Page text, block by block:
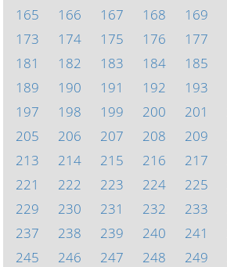
165
166 167 168 169
173
174 175 176 177
181
182 183 184 185
189
190 191 192 193
197
198 199 200 201
205
206 207 208 209
213
214 215 216 217
221
222 223 224 225
229
230 231 232 233
237
238 239 240 241
245
246 247 248 249